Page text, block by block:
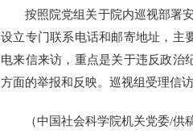
按照院党组关于院内巡视部署安
设立专门联系电话和邮寄地址，主
电来信来访，重点是关于违反政治
方面的举报和反映。巡视组受理信
（中国社会科学院机关党委/供